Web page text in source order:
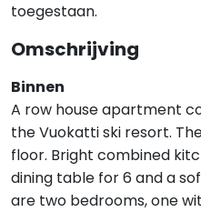
toegestaan.
Omschrijving
Binnen
A row house apartment
the Vuokatti ski resort.
floor. Bright combined
dining table for 6 and a
are two bedrooms, one